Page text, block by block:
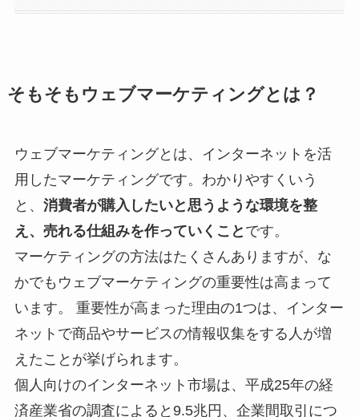
そもそもウェブマーケティングとは？
ウェブマーケティングとは、インターネットを活
用したマーケティングです。わかりやすくいう
と、 消費者が購入したいと思うような環境を整
え、売れる仕組みを作っていくこと です。
マーケティングの方法はたくさんありますが、な
かでもウェブマーケティングの重要性は高まって
います。 重要性が高まった理由の1つは、インター
ネットで商品やサービスの情報収集をする人が増
えたことが挙げられます。
個人向けのインターネット市場は、平成25年の経
済産業省の調査によると9.5兆円、企業間取引につ